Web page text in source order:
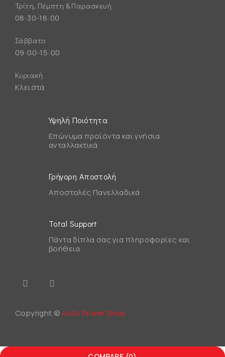
Τρίτη, Πέμπτη & Παρασκευή
08:30-18:00
Σάββατο
09:00-15:00
Κυριακή
Κλειστά
Υψηλή Ποιότητα
Επώνυμα προϊόντα και γνήσια
ανταλλακτικά
Γρήγορη Αποστολή
Αποστολές Πανελλαδικά
Total Support
Πάντα δίπλα σας για πληροφορίες και
βοήθεια
Copyright ©Auto Power Shop